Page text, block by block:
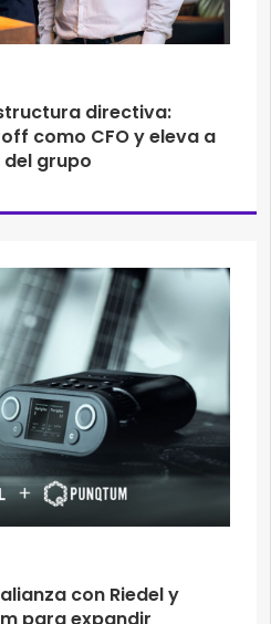
directiva:
como CFO y eleva a
del grupo
con Riedel y